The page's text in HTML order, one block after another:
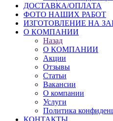
ДОСТАВКА/ОПЛАТА
ФОТО НАШИХ РАБОТ
ИЗГОТОВЛЕНИЕ НА
О КОМПАНИИ
Назад
О КОМПАНИИ
Акции
Отзывы
Статьи
Вакансии
О компании
Услуги
Политика
КОНТАКТЫ